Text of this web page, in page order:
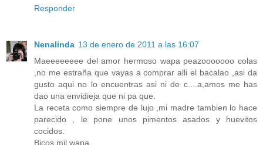
Responder
Nenalinda 13 de enero de 2011 a las 16:07
Maeeeeeeee del amor hermoso wapa peazooooooo colas
,no me estraña que vayas a comprar alli el bacalao ,asi da
gusto aqui no lo encuentras asi ni de c....a,amos me has
dao una envidieja que ni pa que.
La receta como siempre de lujo ,mi madre tambien lo hace
parecido , le pone unos pimentos asados y huevitos
cocidos.
Bicos mil wapa.